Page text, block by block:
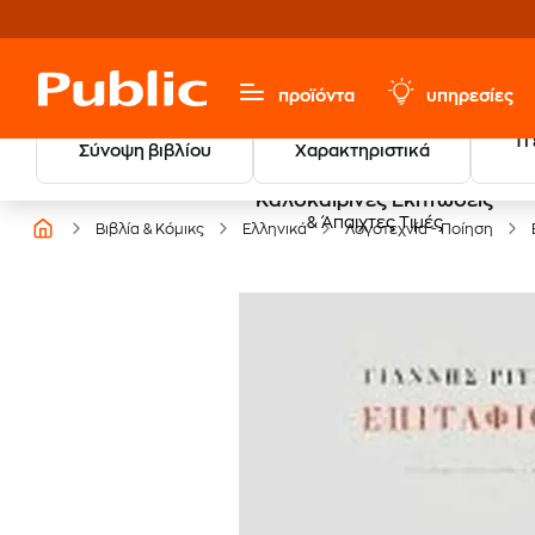
προϊόντα υπηρεσίες
Σύνοψη βιβλίου Χαρακτηριστικά
Τι
Καλοκαιρινές Εκπτώσεις
& Άπαιχτες Τιμές
Βιβλία & Κόμικς Ελληνικά Λογοτεχνία - Ποίηση